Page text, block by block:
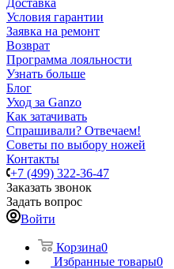
Доставка
Условия гарантии
Заявка на ремонт
Возврат
Программа лояльности
Узнать больше
Блог
Уход за Ganzo
Как затачивать
Спрашивали? Отвечаем!
Советы по выбору ножей
Контакты
+7 (499) 322-36-47
Заказать звонок
Задать вопрос
Войти
Корзина0
Избранные товары0